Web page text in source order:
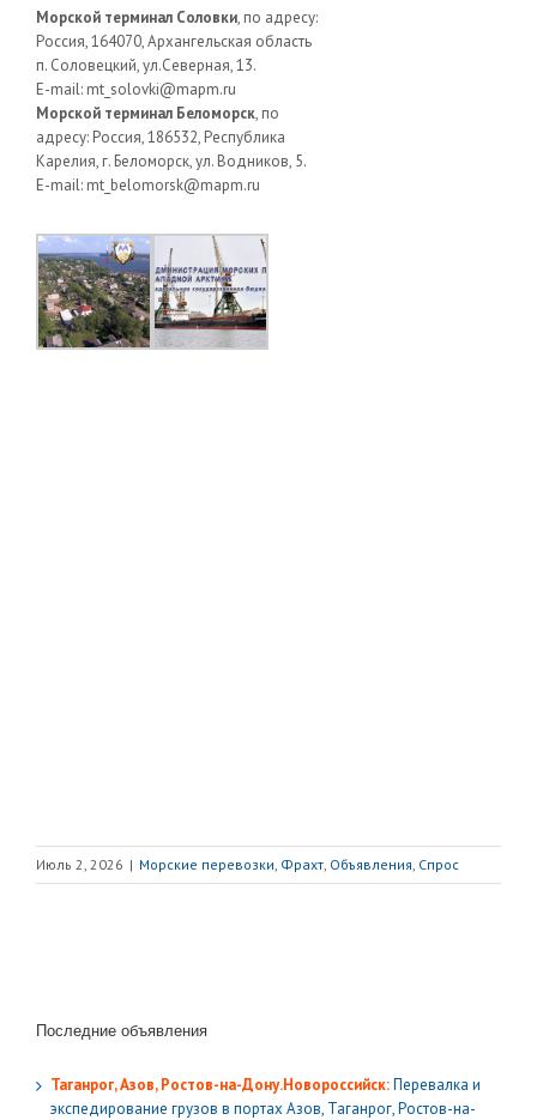
Морской терминал Соловки, по адресу:
Россия, 164070, Архангельская область
п. Соловецкий, ул.Северная, 13.
E-mail: mt_solovki@mapm.ru
Морской терминал Беломорск, по
адресу: Россия, 186532, Республика
Карелия, г. Беломорск, ул. Водников, 5.
E-mail: mt_belomorsk@mapm.ru
Июль 2, 2026 | Морские перевозки, Фрахт Объявления Спрос
Последние объявления
Таганрог, Азов, Ростов-на-Дону.Новороссийск:Перевалка и
экспедирование грузов в портах Азов, Таганрог, Ростов-на-